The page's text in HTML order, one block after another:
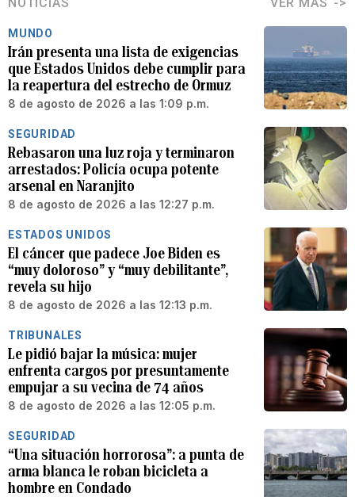
MUNDO
Irán presenta una lista de exigencias
que Estados Unidos debe cumplir para
la reapertura del estrecho de Ormuz
8 de agosto de 2026 a las 1:09 p.m.
SEGURIDAD
Rebasaron una luz roja y terminaron
arrestados: Policía ocupa potente
arsenal en Naranjito
8 de agosto de 2026 a las 12:27 p.m.
ESTADOS UNIDOS
El cáncer que padece Joe Biden es
“muy doloroso” y “muy debilitante”,
revela su hijo
8 de agosto de 2026 a las 12:13 p.m.
TRIBUNALES
Le pidió bajar la música: mujer
enfrenta cargos por presuntamente
empujar a su vecina de 74 años
8 de agosto de 2026 a las 12:05 p.m.
SEGURIDAD
“Una situación horrorosa”: a punta de
arma blanca le roban bicicleta a
hombre en Condado